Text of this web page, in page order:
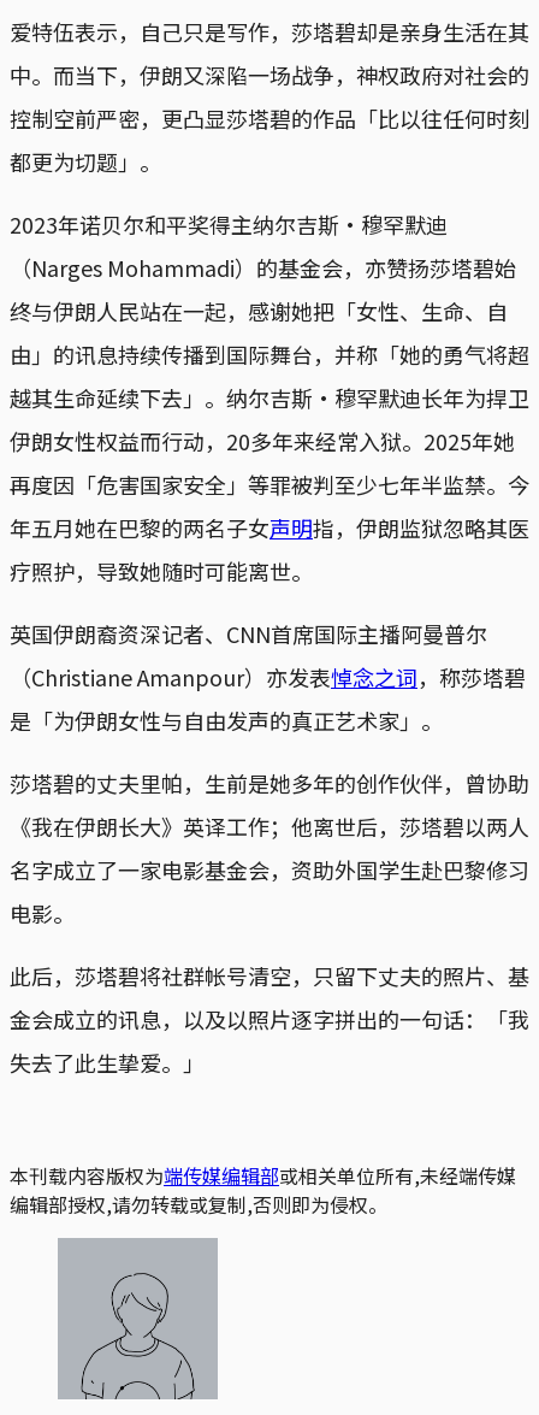
爱特伍表示，自己只是写作，莎塔碧却是亲身生活在其
中。而当下，伊朗又深陷一场战争，神权政府对社会的
控制空前严密，更凸显莎塔碧的作品「比以往任何时刻
都更为切题」。
2023年诺贝尔和平奖得主纳尔吉斯・穆罕默迪
（Narges Mohammadi）的基金会，亦赞扬莎塔碧始
终与伊朗人民站在一起，感谢她把「女性、生命、自
由」的讯息持续传播到国际舞台，并称「她的勇气将超
越其生命延续下去」。纳尔吉斯・穆罕默迪长年为捍卫
伊朗女性权益而行动，20多年来经常入狱。2025年她
再度因「危害国家安全」等罪被判至少七年半监禁。今
年五月她在巴黎的两名子女声明指，伊朗监狱忽略其医
疗照护，导致她随时可能离世。
英国伊朗裔资深记者、CNN首席国际主播阿曼普尔
（Christiane Amanpour）亦发表悼念之词，称莎塔碧
是「为伊朗女性与自由发声的真正艺术家」。
莎塔碧的丈夫里帕，生前是她多年的创作伙伴，曾协助
《我在伊朗长大》英译工作；他离世后，莎塔碧以两人
名字成立了一家电影基金会，资助外国学生赴巴黎修习
电影。
此后，莎塔碧将社群帐号清空，只留下丈夫的照片、基
金会成立的讯息，以及以照片逐字拼出的一句话：「我
失去了此生挚爱。」
本刊载内容版权为端传媒编辑部或相关单位所有,未经端传媒
编辑部授权,请勿转载或复制,否则即为侵权。